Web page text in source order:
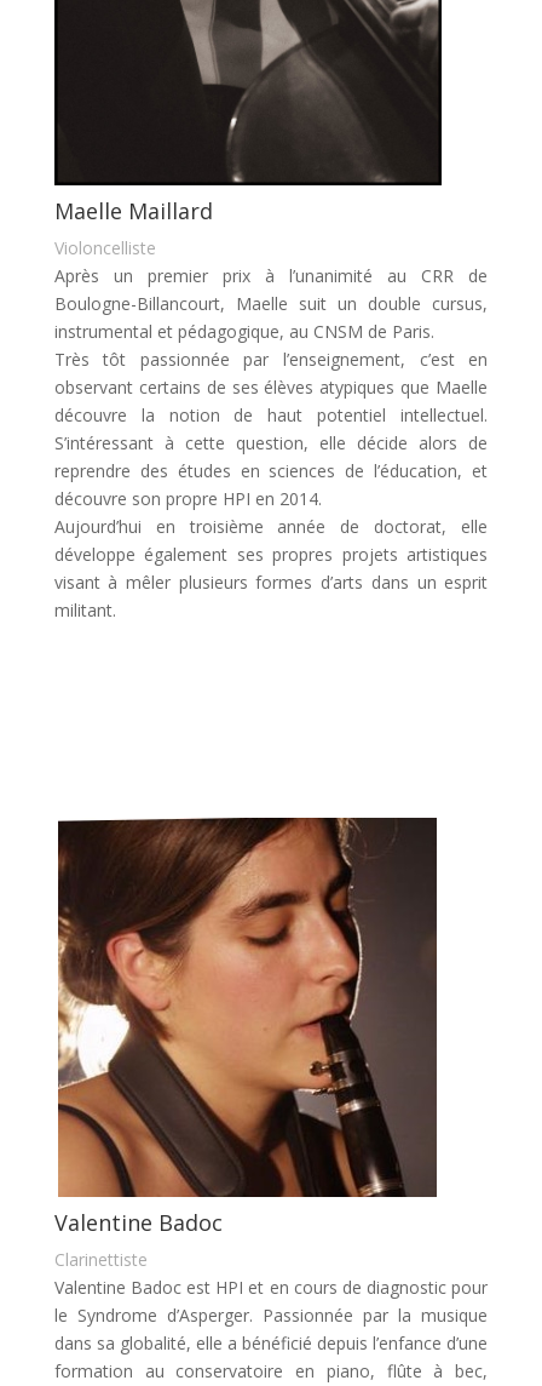
Maelle Maillard
Violoncelliste
Après un premier prix à l’unanimité au CRR de
Boulogne-Billancourt, Maelle suit un double cursus,
instrumental et pédagogique, au CNSM de Paris.
Très tôt passionnée par l’enseignement, c’est en
observant certains de ses élèves atypiques que Maelle
découvre la notion de haut potentiel intellectuel.
S’intéressant à cette question, elle décide alors de
reprendre des études en sciences de l’éducation, et
découvre son propre HPI en 2014.
Aujourd’hui en troisième année de doctorat, elle
développe également ses propres projets artistiques
visant à mêler plusieurs formes d’arts dans un esprit
militant.
Valentine Badoc
Clarinettiste
Valentine Badoc est HPI et en cours de diagnostic pour
le Syndrome d’Asperger. Passionnée par la musique
dans sa globalité, elle a bénéficié depuis l’enfance d’une
formation au conservatoire en piano, flûte à bec,